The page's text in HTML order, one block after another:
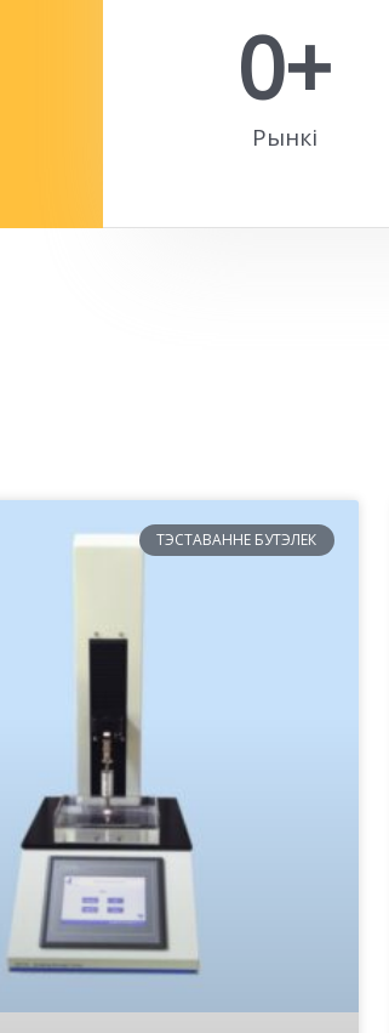
Рынкі
0+
ТЭСТАВАННЕ БУТЭЛЕК